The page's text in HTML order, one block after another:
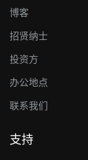
博客
招贤纳士
投资方
办公地点
联系我们
支持